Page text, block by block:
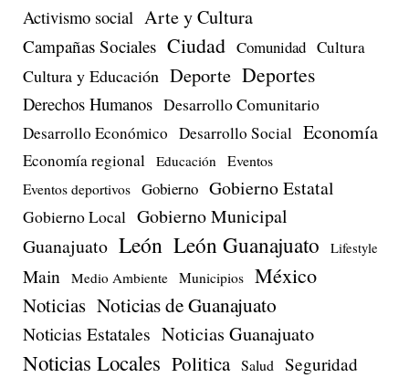
Activismo social Arte y Cultura
Campañas Sociales Ciudad Comunidad Cultura
Cultura y Educación Deporte Deportes
Derechos Humanos Desarrollo Comunitario
Desarrollo Económico Desarrollo Social Economía
Economía regional Educación Eventos
Eventos deportivos Gobierno Gobierno Estatal
Gobierno Local Gobierno Municipal
Guanajuato León León Guanajuato Lifestyle
Main Medio Ambiente Municipios México
Noticias Noticias de Guanajuato
Noticias Estatales Noticias Guanajuato
Noticias Locales Politica Salud Seguridad